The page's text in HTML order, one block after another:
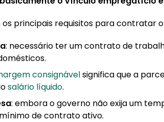
os principais requisitos para contratar o
: necessário ter um contrato de
consignávelsignifica que a
salário líquido.
: embora o governo não exija um
de contrato ativo.